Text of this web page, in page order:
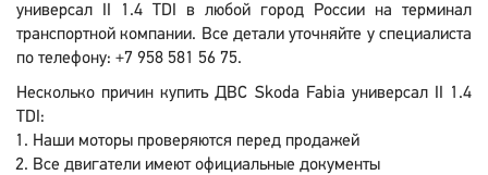
универсал II 1.4 TDI в любой город России на терминал
транспортной компании. Все детали уточняйте у специалиста
по телефону: +7 958 581 56 75.
Несколько причин купить ДВС Skoda Fabia универсал II 1.4
TDI:
Наши моторы проверяются перед продажей
Все двигатели имеют официальные документы